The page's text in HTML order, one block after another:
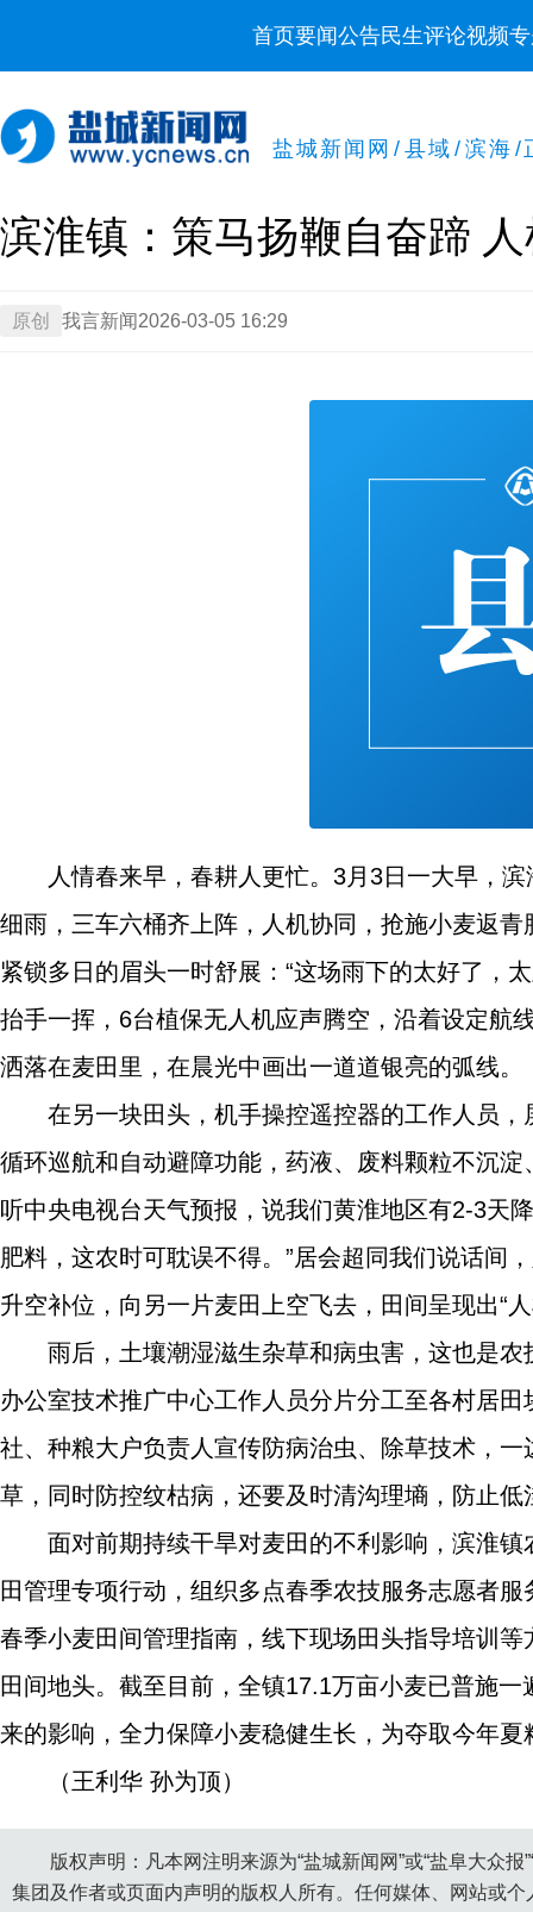
首页要闻公告民生评论视频
盐城新闻网 / 县域 / 滨海 /
滨淮镇：策马扬鞭自奋蹄
原创 我言新闻 2026-03-05 16:29
人情春来早，春耕人更忙。3月3日一大早，
细雨，三车六桶齐上阵，人机协同，抢施小麦返
紧锁多日的眉头一时舒展：“这场雨下的太好了，
抬手一挥，6台植保无人机应声腾空，沿着设定航
洒落在麦田里，在晨光中画出一道道银亮的弧线。
在另一块田头，机手操控遥控器的工作人员
循环巡航和自动避障功能，药液、废料颗粒不沉
听中央电视台天气预报，说我们黄淮地区有2-3天
肥料，这农时可耽误不得。”居会超同我们说话间
升空补位，向另一片麦田上空飞去，田间呈现出“
雨后，土壤潮湿滋生杂草和病虫害，这也是
办公室技术推广中心工作人员分片分工至各村居
社、种粮大户负责人宣传防病治虫、除草技术，
草，同时防控纹枯病，还要及时清沟理墒，防止低
面对前期持续干旱对麦田的不利影响，滨淮
田管理专项行动，组织多点春季农技服务志愿者
春季小麦田间管理指南，线下现场田头指导培训
田间地头。截至目前，全镇17.1万亩小麦已普施
来的影响，全力保障小麦稳健生长，为夺取今年
（王利华 孙为顶）
版权声明：凡本网注明来源为“盐城新闻网”或“盐阜大众
集团及作者或页面内声明的版权人所有。任何媒体、网站或